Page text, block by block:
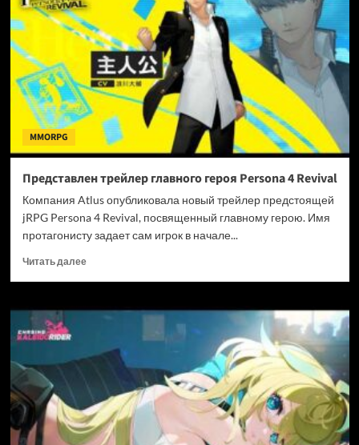
Frontier
Origin
анонсирована
под
лозунгом
возвращения
к
истокам
MMORPG
Представлен трейлер главного героя Persona 4 Revival
Компания Atlus опубликовала новый трейлер предстоящей
jRPG Persona 4 Revival, посвященный главному герою. Имя
протагонисту задает сам игрок в начале...
Читать далееПрочитать
героя
Revival